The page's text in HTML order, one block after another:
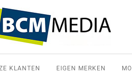
KLANTEN EIGEN MERKEN